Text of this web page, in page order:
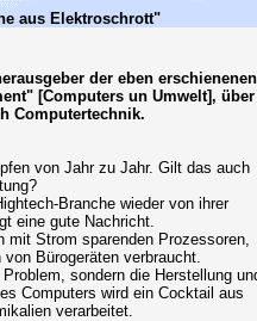
aus Elektroschrott"
der eben erschienenen
[Computers un Umwelt], über
Computertechnik.
von Jahr zu Jahr. Gilt das auch
Branche wieder von ihrer
eine gute Nachricht.
mit Strom sparenden Prozessoren,
Bürogeräten verbraucht.
sondern die Herstellung
Computers wird ein Cocktail aus
verarbeitet.